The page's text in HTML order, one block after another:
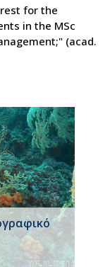
for the
in the MSc
(acad.